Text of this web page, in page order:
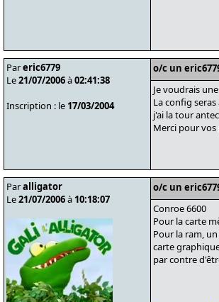
Pareric6779
Le21/07/2006à02:41:38
Inscription : le 17/03/2004
o/c un
Je voudrais
La config
j'ai la tour
Merci pour
Paralligator
Le21/07/2006à 10:18:07
o/c un
Conroe 6600
Pour la carte
Pour la ram,
carte
par contre